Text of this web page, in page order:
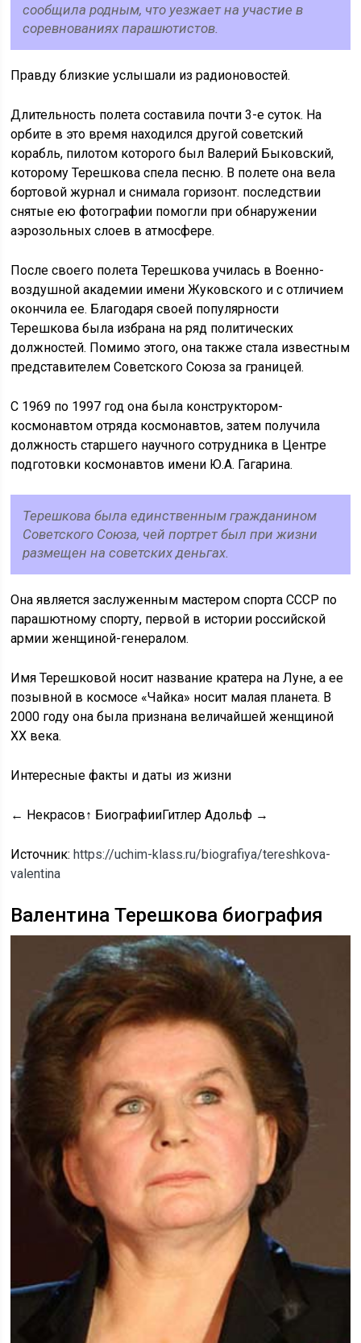
сообщила родным, что уезжает на участие в
соревнованиях парашютистов.
Правду близкие услышали из радионовостей.
Длительность полета составила почти 3-е суток. На
орбите в это время находился другой советский
корабль, пилотом которого был Валерий Быковский,
которому Терешкова спела песню. В полете она вела
бортовой журнал и снимала горизонт. последствии
снятые ею фотографии помогли при обнаружении
аэрозольных слоев в атмосфере.
После своего полета Терешкова училась в Военно-
воздушной академии имени Жуковского и с отличием
окончила ее. Благодаря своей популярности
Терешкова была избрана на ряд политических
должностей. Помимо этого, она также стала известным
представителем Советского Союза за границей.
С 1969 по 1997 год она была конструктором-
космонавтом отряда космонавтов, затем получила
должность старшего научного сотрудника в Центре
подготовки космонавтов имени Ю.А. Гагарина.
Терешкова была единственным гражданином
Советского Союза, чей портрет был при жизни
размещен на советских деньгах.
Она является заслуженным мастером спорта СССР по
парашютному спорту, первой в истории российской
армии женщиной-генералом.
Имя Терешковой носит название кратера на Луне, а ее
позывной в космосе «Чайка» носит малая планета. В
2000 году она была признана величайшей женщиной
XX века.
Интересные факты и даты из жизни
← Некрасов↑ БиографииГитлер Адольф →
Источник:https://uchim-klass.ru/biografiya/tereshkova-
valentina
Валентина Терешкова биография